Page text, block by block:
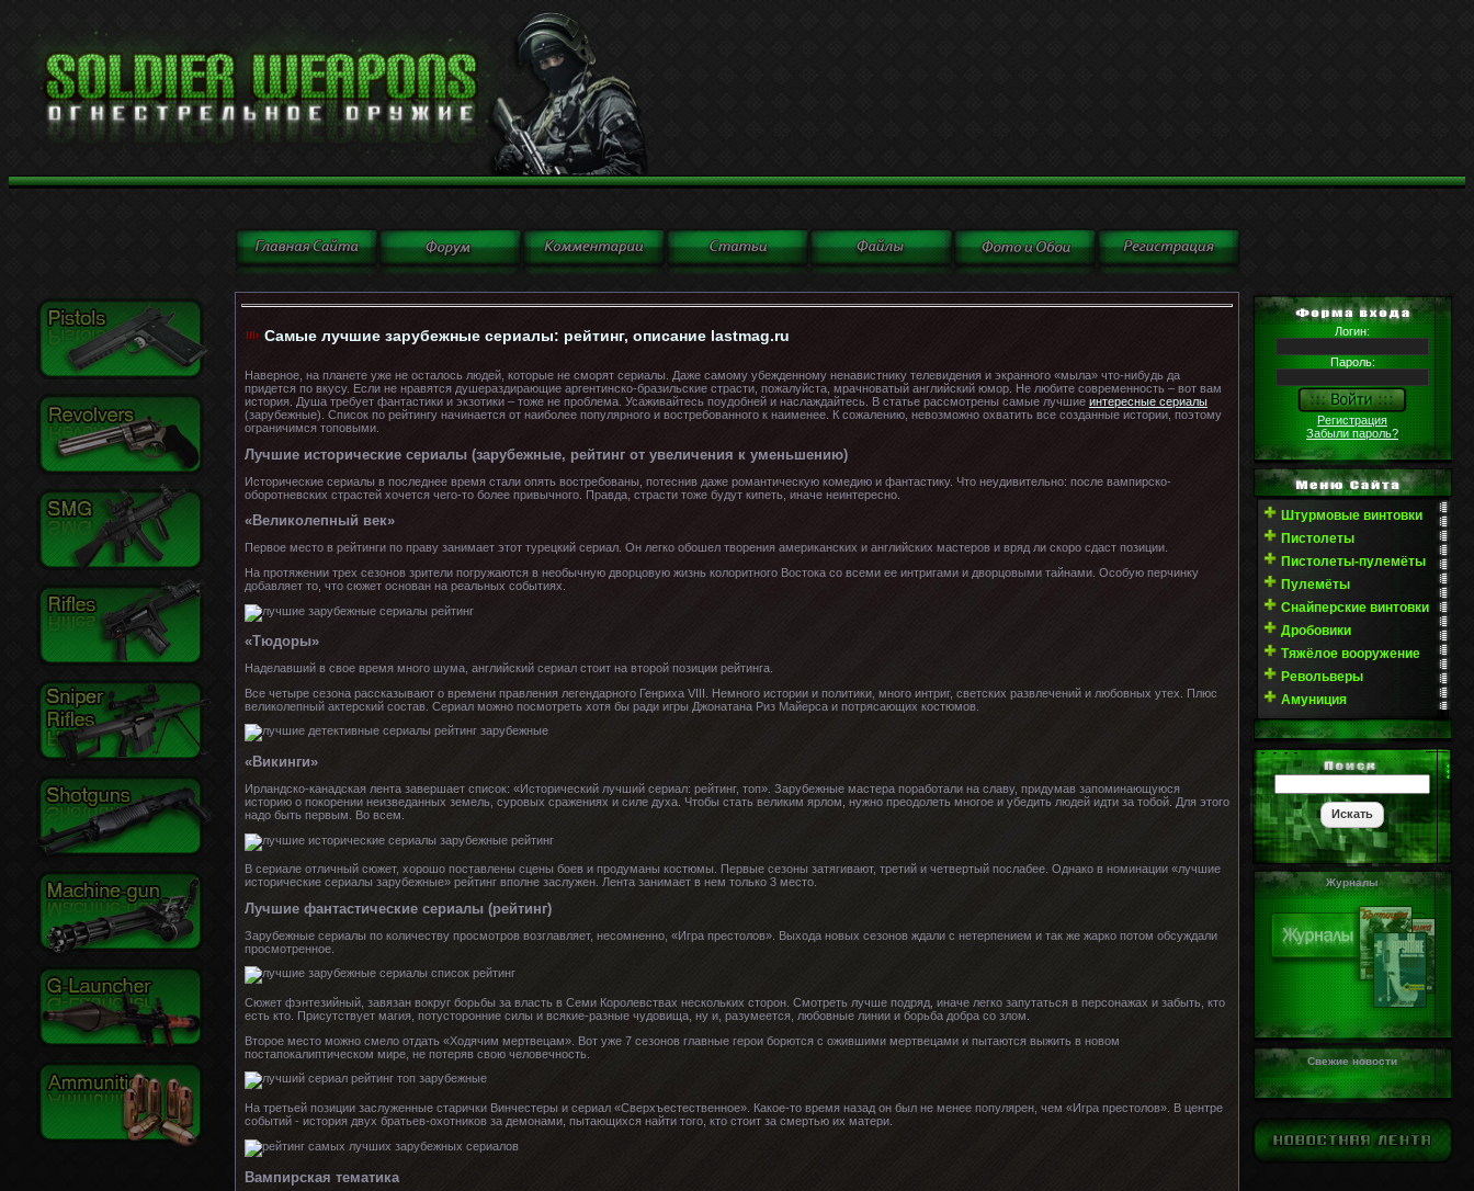
Самые лучшие зарубежные сериалы: рейтинг, описание lastmag.ru
Наверное, на планете уже не осталось людей, которые не сморят сериалы. Даже самому убежденному ненавистнику телевидения и экранного «мыла» что-нибудь да
придется по вкусу. Если не нравятся душераздирающие аргентинско-бразильские страсти, пожалуйста, мрачноватый английский юмор. Не любите современность – вот вам
история. Душа требует фантастики и экзотики – тоже не проблема. Усаживайтесь поудобней и наслаждайтесь. В статье рассмотрены самые лучшие интересные сериалы
(зарубежные). Список по рейтингу начинается от наиболее популярного и востребованного к наименее. К сожалению, невозможно охватить все созданные истории, поэтому
ограничимся топовыми.
Лучшие исторические сериалы (зарубежные, рейтинг от увеличения к уменьшению)
Исторические сериалы в последнее время стали опять востребованы, потеснив даже романтическую комедию и фантастику. Что неудивительно: после вампирско-
оборотневских страстей хочется чего-то более привычного. Правда, страсти тоже будут кипеть, иначе неинтересно.
«Великолепный век»
Первое место в рейтинги по праву занимает этот турецкий сериал. Он легко обошел творения американских и английских мастеров и вряд ли скоро сдаст позиции.
На протяжении трех сезонов зрители погружаются в необычную дворцовую жизнь колоритного Востока со всеми ее интригами и дворцовыми тайнами. Особую перчинку
добавляет то, что сюжет основан на реальных событиях.
«Тюдоры»
Наделавший в свое время много шума, английский сериал стоит на второй позиции рейтинга.
Все четыре сезона рассказывают о времени правления легендарного Генриха VIII. Немного истории и политики, много интриг, светских развлечений и любовных утех. Плюс
великолепный актерский состав. Сериал можно посмотреть хотя бы ради игры Джонатана Риз Майерса и потрясающих костюмов.
«Викинги»
Ирландско-канадская лента завершает список: «Исторический лучший сериал: рейтинг, топ». Зарубежные мастера поработали на славу, придумав запоминающуюся
историю о покорении неизведанных земель, суровых сражениях и силе духа. Чтобы стать великим ярлом, нужно преодолеть многое и убедить людей идти за тобой. Для этого
надо быть первым. Во всем.
В сериале отличный сюжет, хорошо поставлены сцены боев и продуманы костюмы. Первые сезоны затягивают, третий и четвертый послабее. Однако в номинации «лучшие
исторические сериалы зарубежные» рейтинг вполне заслужен. Лента занимает в нем только 3 место.
Лучшие фантастические сериалы (рейтинг)
Зарубежные сериалы по количеству просмотров возглавляет, несомненно, «Игра престолов». Выхода новых сезонов ждали с нетерпением и так же жарко потом обсуждали
просмотренное.
Сюжет фэнтезийный, завязан вокруг борьбы за власть в Семи Королевствах нескольких сторон. Смотреть лучше подряд, иначе легко запутаться в персонажах и забыть, кто
есть кто. Присутствует магия, потусторонние силы и всякие-разные чудовища, ну и, разумеется, любовные линии и борьба добра со злом.
Второе место можно смело отдать «Ходячим мертвецам». Вот уже 7 сезонов главные герои борются с ожившими мертвецами и пытаются выжить в новом
постапокалиптическом мире, не потеряв свою человечность.
На третьей позиции заслуженные старички Винчестеры и сериал «Сверхъестественное». Какое-то время назад он был не менее популярен, чем «Игра престолов». В центре
событий - история двух братьев-охотников за демонами, пытающихся найти того, кто стоит за смертью их матери.
Вампирская тематика
Логин:
Пароль:
Регистрация
Забыли пароль?
Штурмовые винтовки
Пистолеты
Пистолеты-пулемёты
Пулемёты
Снайперские винтовки
Дробовики
Тяжёлое вооружение
Револьверы
Амуниция
Журналы
Свежие новости